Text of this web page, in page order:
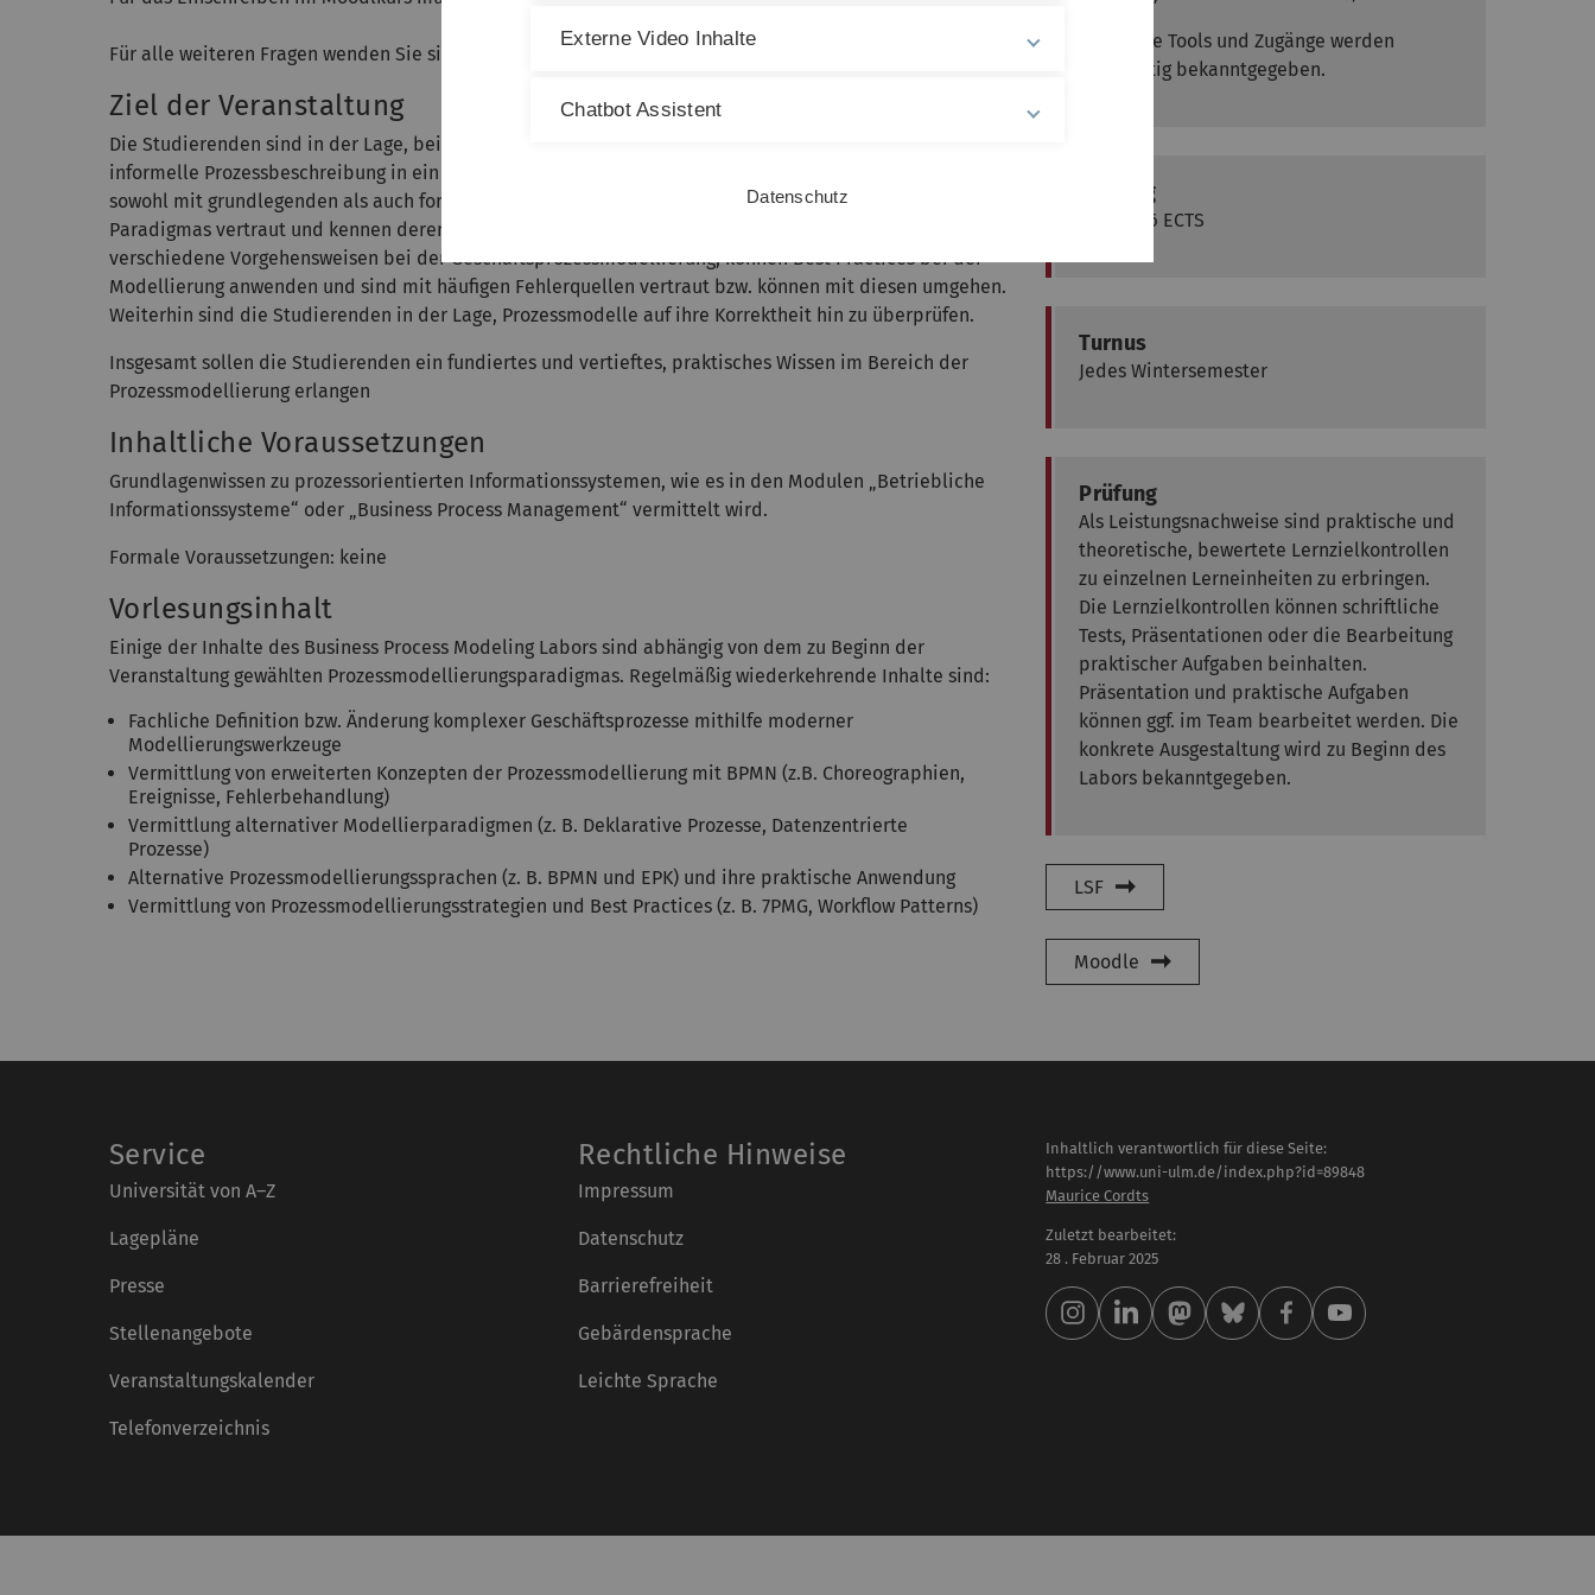
Für alle weiteren Fragen wenden Sie sich bitte an
Ziel der Veranstaltung
Die Studierenden sind in der Lage, bei Zugrundlegung eines be­stimmten Prozessparadigmas, eine
informelle Prozessbeschreib­ung in ein formales (graphisches) Prozessmodell zu überführen. Sie sind
sowohl mit grundlegenden als auch fortgeschrittenen Modellierungskonzepten und -elementen des
Paradigmas ver­traut und kennen deren Ausführungssemantik genau. Sie wissen Bescheid über
verschiedene Vorgehensweisen bei der Geschäfts­prozessmodellierung, können Best Practices bei der
Model­lier­ung anwenden und sind mit häufigen Fehlerquellen vertraut bzw. können mit diesen umgehen.
Weiterhin sind die Studieren­den in der Lage, Prozessmodelle auf ihre Korrektheit hin zu überprüfen.
Insgesamt sollen die Studierenden ein fundiertes und vertieftes, praktisches Wissen im Bereich der
Prozessmodellierung erlang­en
Inhaltliche Voraussetzungen
Grundlagenwissen zu prozessorientierten Informations­systemen, wie es in den Modulen „Betriebliche
Informations­systeme“ oder „Business Process Management“ vermittelt wird.
Formale Voraussetzungen: keine
Vorlesungsinhalt
Einige der Inhalte des Business Process Modeling Labors sind abhängig von dem zu Beginn der
Veranstaltung gewählten Prozessmodellierungsparadigmas. Regelmäßig wiederkehrende Inhalte sind:
Fachliche Definition bzw. Änderung komplexer Geschäftsprozesse mithilfe moderner
Modellierungswerkzeuge
Vermittlung von erweiterten Konzepten der Prozessmodellierung mit BPMN (z.B. Choreographien,
Ereignisse, Fehlerbehandlung)
Vermittlung alternativer Modellierparadigmen (z. B. Deklarative Prozesse, Datenzentrierte
Prozesse)
Alternative Prozessmodellierungssprachen (z. B. BPMN und EPK) und ihre praktische Anwendung
Vermittlung von Prozessmodellierungsstrategien und Best Practices (z. B. 7PMG, Workflow Patterns)
Benötigte Tools und Zugänge werden
rechtzeitig bekanntgegeben.
Umfang
4 SWS - 6 ECTS
Turnus
Jedes Wintersemester
Prüfung
Als Leistungsnachweise sind praktische und
theoretische, bewertete Lernzielkontrollen
zu einzelnen Lerneinheiten zu erbringen.
Die Lernzielkontrollen können schriftliche
Tests, Präsentationen oder die Bearbeitung
praktischer Aufgaben beinhalten.
Präsentation und praktische Aufgaben
können ggf. im Team bearbeitet werden. Die
konkrete Ausgestaltung wird zu Beginn des
Labors bekanntgegeben.
LSF
Moodle
Service
Universität von A–Z
Lagepläne
Presse
Stellenangebote
Veranstaltungskalender
Telefonverzeichnis
Rechtliche Hinweise
Impressum
Datenschutz
Barrierefreiheit
Gebärdensprache
Leichte Sprache
Inhaltlich verantwortlich für diese Seite:
https://www.uni-ulm.de/index.php?id=89848
Maurice Cordts
Zuletzt bearbeitet:
28 . Februar 2025
Externe Video Inhalte
Chatbot Assistent
Datenschutz